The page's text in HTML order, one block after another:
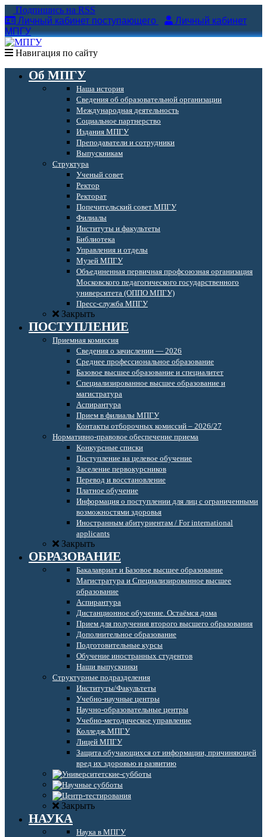
Подпишись на RSS
Личный кабинет поступающего
Личный кабинет
МПГУ
Навигация по сайту
Об МПГУ
Наша история
Сведения об образовательной организации
Международная деятельность
Социальное партнерство
Издания МПГУ
Преподаватели и сотрудники
Выпускникам
Структура
Ученый совет
Ректор
Ректорат
Попечительский совет МПГУ
Филиалы
Институты и факультеты
Библиотека
Управления и отделы
Музей МПГУ
Объединенная первичная профсоюзная организация
Московского педагогического государственного
университета (ОППО МПГУ)
Пресс-служба МПГУ
Закрыть
ПОСТУПЛЕНИЕ
Приемная комиссия
Сведения о зачислении — 2026
Среднее профессиональное образование
Базовое высшее образование и специалитет
Специализированное высшее образование и
магистратура
Аспирантура
Прием в филиалы МПГУ
Контакты отборочных комиссий – 2026/27
Нормативно-правовое обеспечение приема
Конкурсные списки
Поступление на целевое обучение
Заселение первокурсников
Перевод и восстановление
Платное обучение
Информация о поступлении для лиц с ограниченными
возможностями здоровья
Иностранным абитуриентам / For international
applicants
Закрыть
ОБРАЗОВАНИЕ
Бакалавриат и Базовое высшее образование
Магистратура и Специализированное высшее
образование
Аспирантура
Дистанционное обучение. Остаёмся дома
Прием для получения второго высшего образования
Дополнительное образование
Подготовительные курсы
Обучение иностранных студентов
Наши выпускники
Структурные подразделения
Институты/Факультеты
Учебно-научные центры
Научно-образовательные центры
Учебно-методическое управление
Колледж МПГУ
Лицей МПГУ
Защита обучающихся от информации, причиняющей
вред их здоровью и развитию
Закрыть
НАУКА
Наука в МПГУ